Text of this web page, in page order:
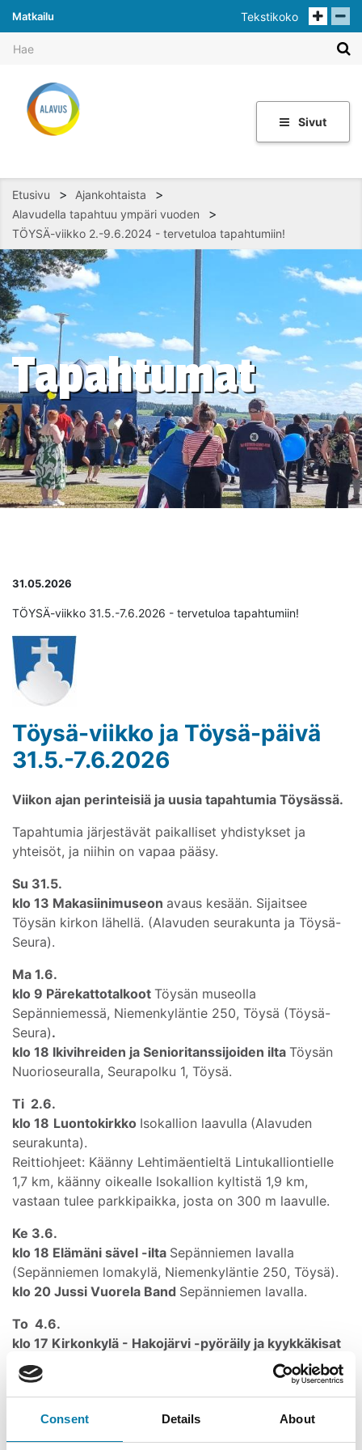
Consent Details About
Matkailu Tekstikoko
Sivut
Etusivu > Ajankohtaista >
Alavudella tapahtuu ympäri vuoden >
TÖYSÄ-viikko 2.-9.6.2024 - tervetuloa tapahtumiin!
Tapahtumat
31.05.2026
TÖYSÄ-viikko 31.5.-7.6.2026 - tervetuloa tapahtumiin!
Töysä-viikko ja Töysä-päivä
31.5.-7.6.2026
Viikon ajan perinteisiä ja uusia tapahtumia Töysässä.
Tapahtumia järjestävät paikalliset yhdistykset ja
yhteisöt, ja niihin on vapaa pääsy.
Su 31.5.
klo 13 Makasiinimuseon avaus kesään. Sijaitsee
Töysän kirkon lähellä. (Alavuden seurakunta ja Töysä-
Seura).
Ma 1.6.
klo 9 Pärekattotalkoot Töysän museolla
Sepänniemessä, Niemenkyläntie 250, Töysä (Töysä-
Seura).
klo 18 Ikivihreiden ja Senioritanssijoiden ilta Töysän
Nuorioseuralla, Seurapolku 1, Töysä.
Ti 2.6.
klo 18 Luontokirkko Isokallion laavulla (Alavuden
seurakunta).
Reittiohjeet: Käänny Lehtimäentieltä Lintukalliontielle
1,7 km, käänny oikealle Isokallion kyltistä 1,9 km,
vastaan tulee parkkipaikka, josta on 300 m laavulle.
Ke 3.6.
klo 18 Elämäni sävel -ilta Sepänniemen lavalla
(Sepänniemen lomakylä, Niemenkyläntie 250, Töysä).
klo 20 Jussi Vuorela Band Sepänniemen lavalla.
To 4.6.
klo 17 Kirkonkylä - Hakojärvi -pyöräily ja kyykkäkisat
Hakojärven Raittiustalolla,
Kettumäentie 73, Hakojärvi.
(Töysän Talsijat, Töysän raittiusyhdistys ja Töysän
Karjalaiset).
klo 19 Näytelmäilta Vetolassa: Tohnin Touhuteatteri
esittää "Unelmien poikamies" -näytelmän.Osoite